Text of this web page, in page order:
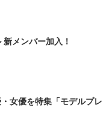
メンバー加入！
女優を特集「モデルプレ